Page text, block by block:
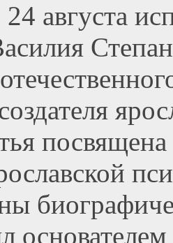
августа
посвящена